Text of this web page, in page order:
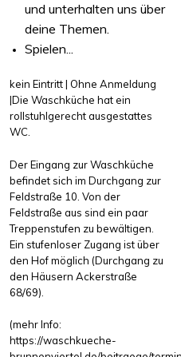
und unterhalten uns über
deine Themen.
Spielen...
kein Eintritt | Ohne Anmeldung
|Die Waschküche hat ein
rollstuhlgerecht ausgestattes
WC.
Der Eingang zur Waschküche
befindet sich im Durchgang zur
Feldstraße 10. Von der
Feldstraße aus sind ein paar
Treppenstufen zu bewältigen.
Ein stufenloser Zugang ist über
den Hof möglich (Durchgang zu
den Häusern Ackerstraße
68/69).
(mehr Info:
https://waschkueche-